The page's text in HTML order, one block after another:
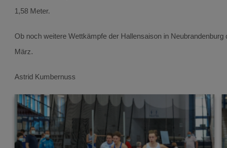
1,58 Meter.
Ob noch weitere Wettkämpfe der Hallensaison in
März.
Astrid Kumbernuss